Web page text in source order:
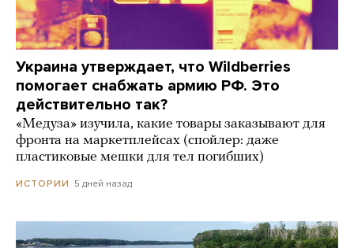
Украина утверждает, что Wildberries
помогает снабжать армию РФ. Это
действительно так?
«Медуза» изучила, какие товары заказывают для
фронта на маркетплейсах (спойлер: даже
пластиковые мешки для тел погибших)
ИСТОРИИ 5 дней назад